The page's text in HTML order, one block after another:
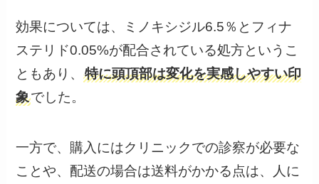
効果については、ミノキシジル6.5％とフィナ
ステリド0.05%が配合されている処方というこ
ともあり、特に頭頂部は変化を実感しやすい印
象でした。
一方で、購入にはクリニックでの診察が必要な
ことや、配送の場合は送料がかかる点は、人に